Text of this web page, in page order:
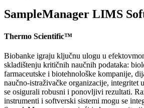
SampleManager LIMS
Thermo Scientific™
Biobanke igraju ključnu ulogu u
skladištenju kritičnih naučnih podataka:
farmaceutske i biotehnološke kompanije,
naučno-istraživačke organizacije, integritet
se osigurali robusni i ponovljivi rezultati.
instrumenti i softverski sistemi mogu se